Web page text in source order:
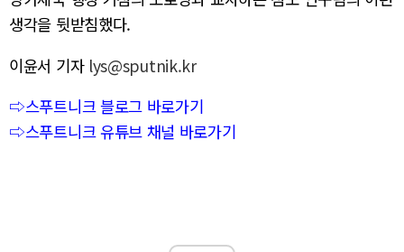
생각을 뒷받침했다.
이윤서 기자 lys@sputnik.kr
⇨스푸트니크 블로그 바로가기
⇨스푸트니크 유튜브 채널 바로가기